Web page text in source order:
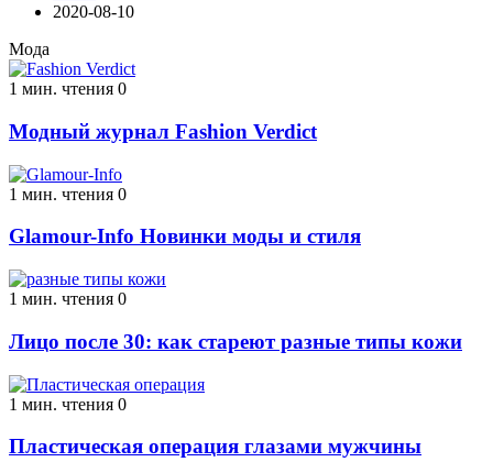
2020-08-10
Мода
1 мин. чтения 0
Модный журнал Fashion Verdict
1 мин. чтения 0
Glamour-Info Новинки моды и стиля
1 мин. чтения 0
Лицо после 30: как стареют разные типы кожи
1 мин. чтения 0
Пластическая операция глазами мужчины